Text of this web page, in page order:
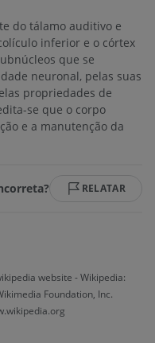
do tálamo auditivo e
inferior e o córtex
que se
neuronal, pelas suas
propriedades de
se que o corpo
e a manutenção da
RELATAR
website - Wikipedia:
Foundation, Inc.